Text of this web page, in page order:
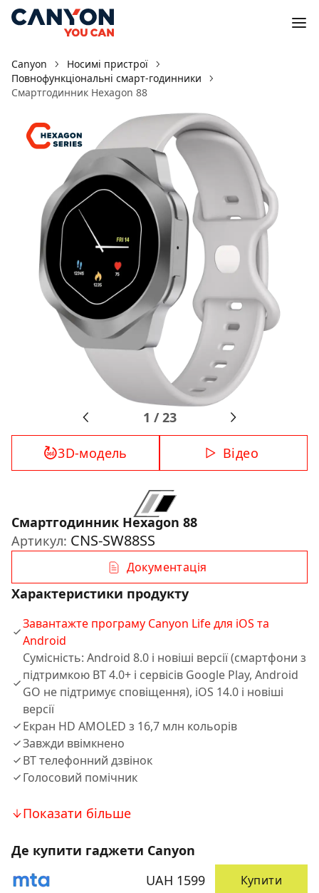
Canyon
Носимі пристрої
Повнофункціональні смарт-годинники
Смартгодинник Hexagon 88
1 /23
3D-модель Відео
Смартгодинник Hexagon 88
Артикул: CNS-SW88SS
Документація
Характеристики продукту
Завантажте програму Canyon Life для iOS та
Android
Сумісність: Android 8.0 і новіші версії (смартфони з
підтримкою BT 4.0+ і сервісів Google Play, Android
GO не підтримує сповіщення), iOS 14.0 і новіші
версії
Екран HD AMOLED з 16,7 млн кольорів
Завжди ввімкнено
BT телефонний дзвінок
Голосовий помічник
Показати більше
Де купити гаджети Canyon
UAH 1599
Купити